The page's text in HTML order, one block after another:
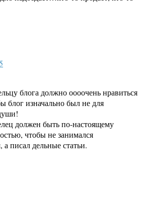
блога должно оооочень нравиться
блог изначально был не для
должен быть по-настоящему
чтобы не занимался
а писал дельные статьи.